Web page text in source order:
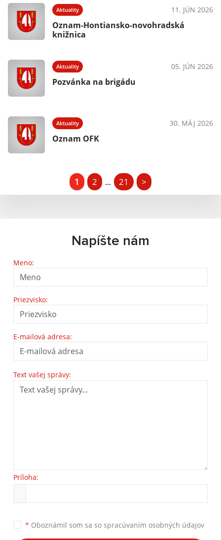
Aktuality 11. JÚN 2026
Oznam-Hontiansko-novohradská
knižnica
Aktuality 05. JÚN 2026
Pozvánka na brigádu
Aktuality 30. MÁJ 2026
Oznam OFK
1 2 ... 21 >
Napíšte nám
Meno:
Priezvisko:
E-mailová adresa:
Text vašej správy:
Príloha:
* Oboznámil som sa so spracúvaním osobných údajov